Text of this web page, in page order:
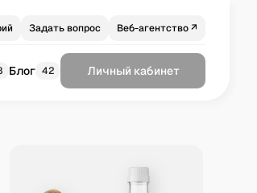
Задать вопрос Веб-агентство ↗
Блог 42 Личный кабинет